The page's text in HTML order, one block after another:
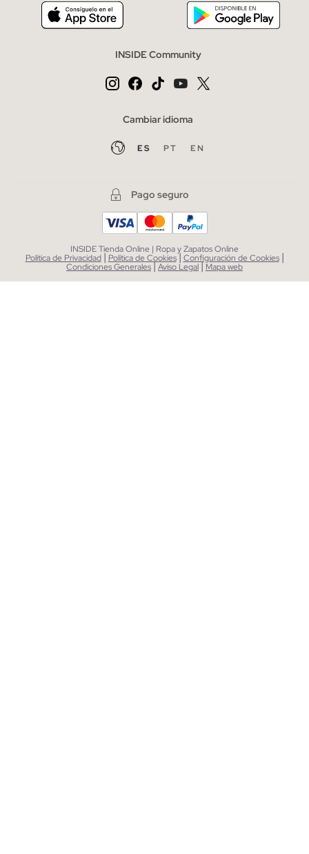
INSIDE Community
Cambiar idioma
ES PT EN
Pago seguro
INSIDE Tienda Online | Ropa y Zapatos Online
Política de Privacidad | Política de Cookies| Configuración de Cookies |
Condiciones Generales|Aviso Legal| Mapa web